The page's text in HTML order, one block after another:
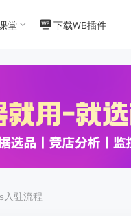
堂 下载WB插件
驻流程